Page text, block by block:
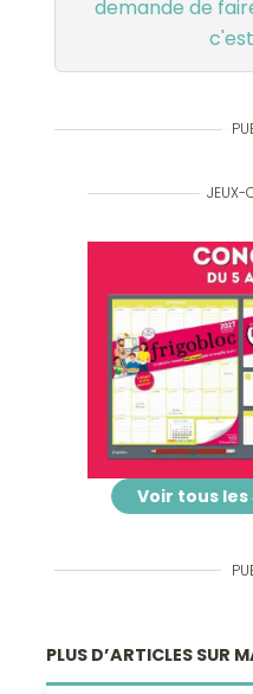
demande de
JEUX-
Voir tous
PLUS D’ARTICLES SUR